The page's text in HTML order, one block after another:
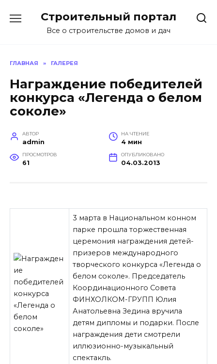
содержанию
Строительный портал
Все о строительстве домов и дач
ГЛАВНАЯ » ГАЛЕРЕЯ
Награждение победителей
конкурса «Легенда о белом
соколе»
АВТОР
admin
НА ЧТЕНИЕ
4 мин
ПРОСМОТРОВ
61
ОПУБЛИКОВАНО
04.03.2013
3 марта в Национальном конном
парке прошла торжественная
церемония награждения детей-
призеров международного
творческого конкурса «Легенда о
белом соколе». Председатель
Координационного Совета
ФИНХОЛКОМ-ГРУПП Юлия
Анатольевна Зедина вручила
детям дипломы и подарки. После
награждения дети смотрели
иллюзионно-музыкальный
спектакль.